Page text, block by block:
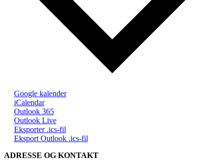
Google kalender
iCalendar
Outlook 365
Outlook Live
Eksporter .ics-fil
Eksport Outlook .ics-fil
ADRESSE OG KONTAKT